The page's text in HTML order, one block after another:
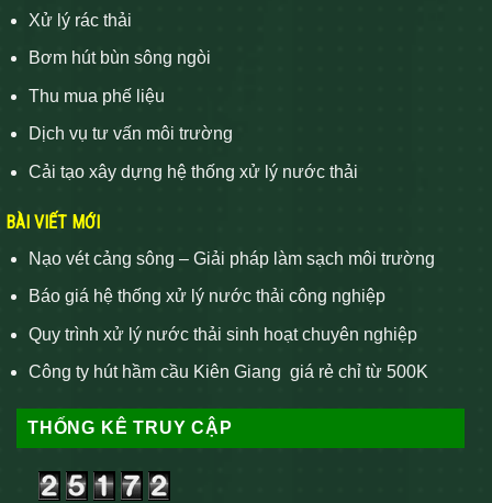
Xử lý rác thải
Bơm hút bùn sông ngòi
Thu mua phế liệu
Dịch vụ tư vấn môi trường
Cải tạo xây dựng hệ thống xử lý nước thải
BÀI VIẾT MỚI
Nạo vét cảng sông – Giải pháp làm sạch môi trường
Báo giá hệ thống xử lý nước thải công nghiệp
Quy trình xử lý nước thải sinh hoạt chuyên nghiệp
Công ty hút hầm cầu Kiên Giang giá rẻ chỉ từ 500K
THỐNG KÊ TRUY CẬP